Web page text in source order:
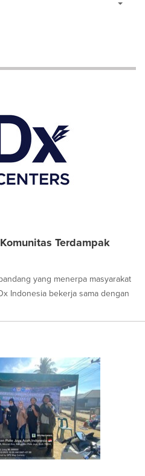
Terdampak
yang menerpa masyarakat
Indonesia bekerja sama dengan